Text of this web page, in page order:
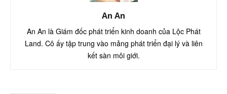
An An
An An là Giám đốc phát triển kinh doanh của Lộc Phát
Land. Cô ấy tập trung vào mảng phát triển đại lý và liên
kết sàn môi giới.